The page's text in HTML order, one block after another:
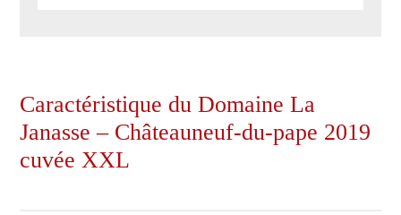
Caractéristique du Domaine La
Janasse – Châteauneuf-du-pape 2019
cuvée XXL